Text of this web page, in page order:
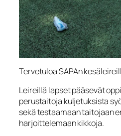
Tervetuloa SAPAn
Leireillä lapset pääsevät
perustaitoja kuljetuksista
sekä testaamaan taitojaan
harjoittelemaan kikkoja.